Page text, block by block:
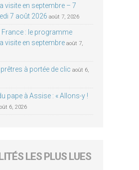
visite en septembre – 7
7 août 2026 août 7, 2026
France : le programme
visite en septembre août 7,
à portée de clic août 6,
pape à Assise : « Allons-y !
6, 2026
LES PLUS LUES